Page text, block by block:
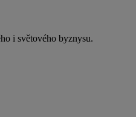
i světového byznysu.